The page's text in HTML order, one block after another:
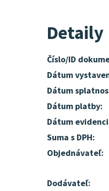
Detaily
Číslo/ID
Dátum
Dátum
Dátum platby:
Dátum
Suma s DPH:
Objednávateľ:
Dodávateľ: